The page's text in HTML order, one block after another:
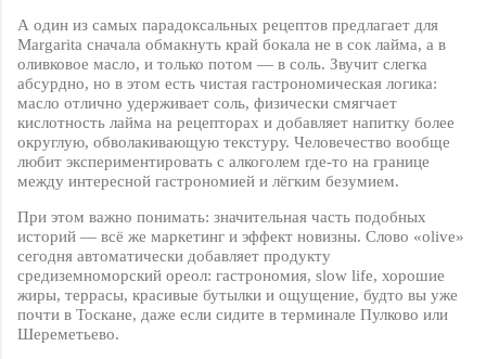
А один из самых парадоксальных рецептов предлагает для
Margarita сначала обмакнуть край бокала не в сок лайма, а в
оливковое масло, и только потом — в соль. Звучит слегка
абсурдно, но в этом есть чистая гастрономическая логика:
масло отлично удерживает соль, физически смягчает
кислотность лайма на рецепторах и добавляет напитку более
округлую, обволакивающую текстуру. Человечество вообще
любит экспериментировать с алкоголем где-то на границе
между интересной гастрономией и лёгким безумием.
При этом важно понимать: значительная часть подобных
историй — всё же маркетинг и эффект новизны. Слово «olive»
сегодня автоматически добавляет продукту
средиземноморский ореол: гастрономия, slow life, хорошие
жиры, террасы, красивые бутылки и ощущение, будто вы уже
почти в Тоскане, даже если сидите в терминале Пулково или
Шереметьево.